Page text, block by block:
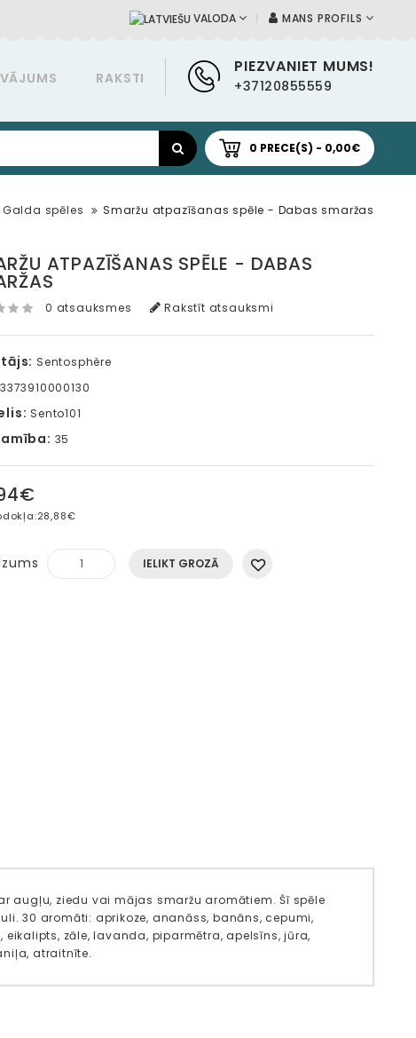
MANS PROFILS
VALODA
PIEZVANIET MUMS!
+37120855559
RAKSTI
0 PRECE(S) - 0,00€
Galda spēles Smaržu atpazīšanas spēle - Dabas smaržas
ATPAZĪŠANAS SPĒLE - DABAS
0 atsauksmes Rakstīt atsauksmi
Sentosphère
3373910000130
Sento101
35
28,88€
IELIKT GROZĀ
augļu, ziedu vai mājas smaržu aromātiem. Šī spēle
30 aromāti: aprikoze, ananāss, banāns, cepumi,
eikalipts, zāle, lavanda, piparmētra, apelsīns, jūra,
atraitnīte.